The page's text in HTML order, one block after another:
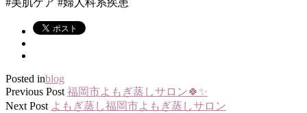
Posted inblog
Previous Post 福岡市よもぎ蒸しサロン🍀✨️
Next Post よもぎ蒸し福岡市よもぎ蒸しサロン